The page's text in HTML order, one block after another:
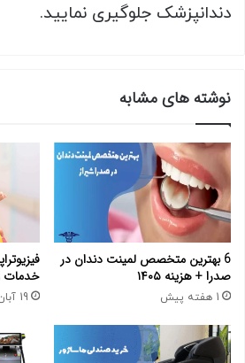
دندانپزشک جلوگیری نمایید.
نوشته های مشابه
6 بهترین متخصص لمینت دندان در
صدرا + هزینه ۱۴۰۵
1 هفته پیش
خدمات
19 آبان, 1404